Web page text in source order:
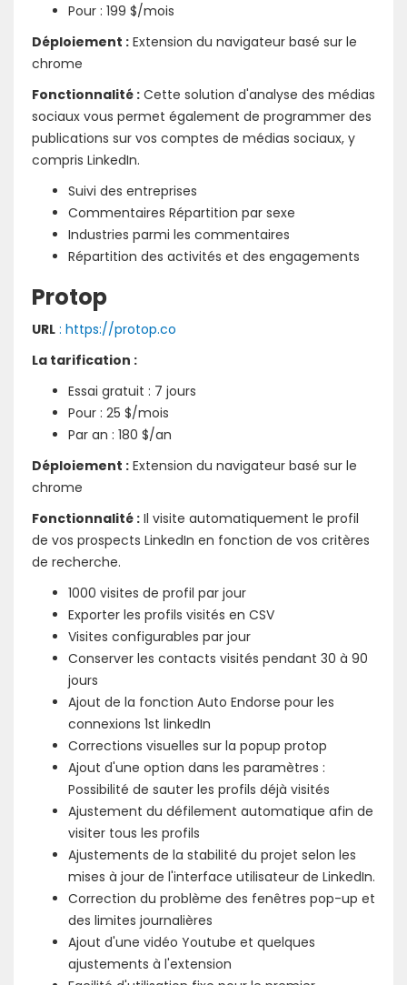
Pour : 199 $/mois
Déploiement : Extension du navigateur basé sur le
chrome
Fonctionnalité : Cette solution d'analyse des médias
sociaux vous permet également de programmer des
publications sur vos comptes de médias sociaux, y
compris LinkedIn.
Suivi des entreprises
Commentaires Répartition par sexe
Industries parmi les commentaires
Répartition des activités et des engagements
Protop
URL : https://protop.co
La tarification :
Essai gratuit : 7 jours
Pour : 25 $/mois
Par an : 180 $/an
Déploiement : Extension du navigateur basé sur le
chrome
Fonctionnalité : Il visite automatiquement le profil
de vos prospects LinkedIn en fonction de vos critères
de recherche.
1000 visites de profil par jour
Exporter les profils visités en CSV
Visites configurables par jour
Conserver les contacts visités pendant 30 à 90
jours
Ajout de la fonction Auto Endorse pour les
connexions 1st linkedIn
Corrections visuelles sur la popup protop
Ajout d'une option dans les paramètres :
Possibilité de sauter les profils déjà visités
Ajustement du défilement automatique afin de
visiter tous les profils
Ajustements de la stabilité du projet selon les
mises à jour de l'interface utilisateur de LinkedIn.
Correction du problème des fenêtres pop-up et
des limites journalières
Ajout d'une vidéo Youtube et quelques
ajustements à l'extension